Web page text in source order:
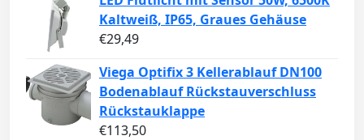
Kaltweiß, IP65, Graues Gehäuse
€29,49
Viega Optifix 3 Kellerablauf DN100
Bodenablauf Rückstauverschluss
Rückstauklappe
€113,50